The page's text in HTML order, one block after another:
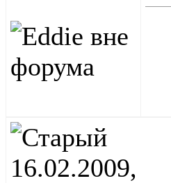
16.02.2009,